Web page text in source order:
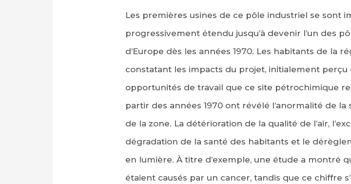
Les premières usines de ce pôle industriel se sont
progressivement étendu jusqu’à devenir l’un des
d’Europe dès les années 1970. Les habitants de la
constatant les impacts du projet, initialement
opportunités de travail que ce site pétrochimique
partir des années 1970 ont révélé l’anormalité de
de la zone. La détérioration de la qualité de l’air,
dégradation de la santé des habitants et le
en lumière. À titre d’exemple, une étude a montré
étaient causés par un cancer, tandis que ce chiffre